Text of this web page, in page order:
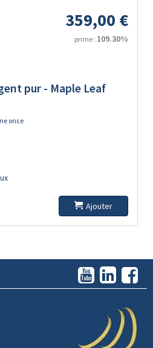
359,00 €
prime : 109.30%
pur - Maple Leaf
once
Ajouter